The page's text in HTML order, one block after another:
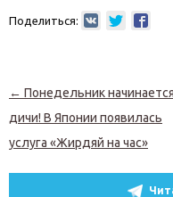
Поделиться:
Навигация по записям
← Понедельник
дичи! В Японии появилась
услуга «Жирдяй на час»